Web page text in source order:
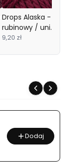
Drops Alaska -
rubinowy / uni
colour 80
9,20 zł
Dodaj